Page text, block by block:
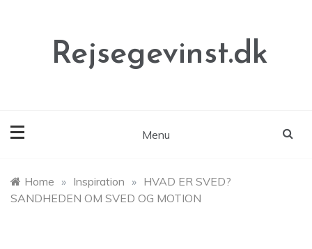
Rejsegevinst.dk
Menu
Home » Inspiration » HVAD ER SVED?
SANDHEDEN OM SVED OG MOTION